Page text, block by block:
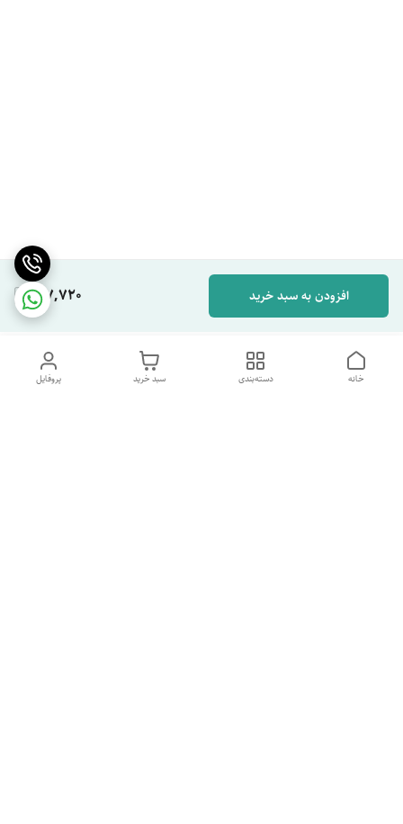
167,720 افزودن به سبد خرید
پروفایل سبد خرید دسته‌بندی خانه